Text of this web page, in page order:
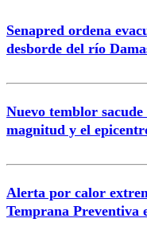
Correo
Senapred ordena
desborde del río
Nuevo temblor
magnitud y el
Alerta por calor
Temprana Preventiva